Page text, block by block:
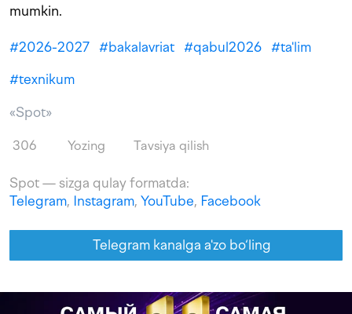
mumkin.
#2026-2027 #bakalavriat #qabul2026 #ta'lim
#texnikum
«Spot»
306 Yozing Tavsiya qilish
Spot — sizga qulay formatda:
Telegram, Instagram, YouTube, Facebook
Telegram kanalga a'zo bo‘ling